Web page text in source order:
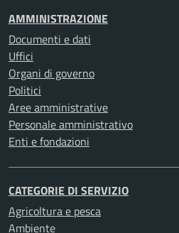
AMMINISTRAZIONE
Documenti e dati
Uffici
Organi di governo
Politici
Aree amministrative
Personale amministrativo
Enti e fondazioni
CATEGORIE DI SERVIZIO
Agricoltura e pesca
Ambiente